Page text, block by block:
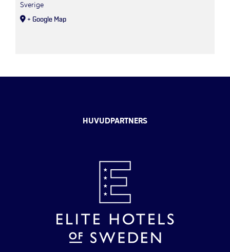
Sverige
+ Google Map
HUVUDPARTNERS